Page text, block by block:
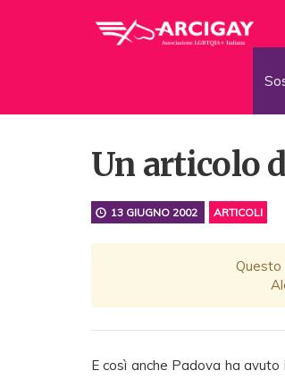
Un articolo
13 GIUGNO 2002 ARTICOLI
E così anche Padova ha